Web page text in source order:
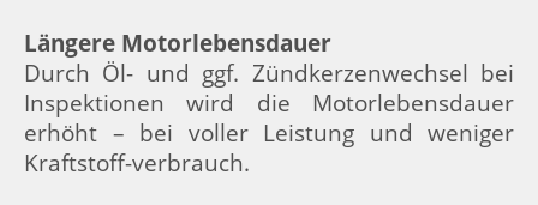
Längere Motorlebensdauer
Durch Öl- und ggf. Zündkerzenwechsel bei
Inspektionen wird die Motorlebensdauer
erhöht – bei voller Leistung und weniger
Kraftstoff-verbrauch.